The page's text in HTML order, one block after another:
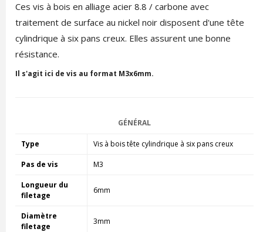
Ces vis à bois en alliage acier 8.8 / carbone avec
traitement de surface au nickel noir disposent d'une tête
cylindrique à six pans creux. Elles assurent une bonne
résistance.
Il s'agit ici de vis au format M3x6mm.
GÉNÉRAL
Type Vis à bois tête cylindrique à six pans creux
Pas de vis M3
Longueur du
filetage
6mm
Diamètre
filetage
3mm